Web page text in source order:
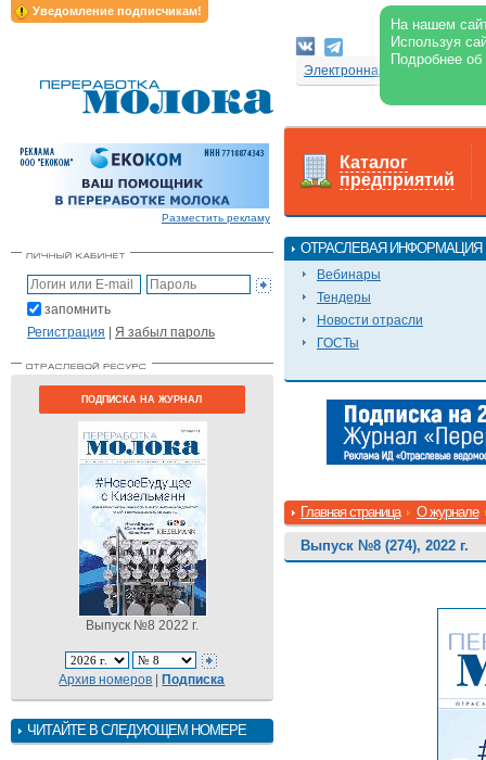
Уведомление подписчикам!
На нашем
Используя
Подробнее
Электронная версия
Разместить рекламу
запомнить
Регистрация | Я забыл пароль
ПОДПИСКА НА ЖУРНАЛ
Выпуск №8 2022 г.
Архив номеров |Подписка
ЧИТАЙТЕ В СЛЕДУЮЩЕМ НОМЕРЕ
Каталог
предприятий
ОТРАСЛЕВАЯ ИНФОРМАЦИЯ
Вебинары
Тендеры
Новости отрасли
ГОСТы
Главная страница О журнале
Выпуск №8 (274), 2022 г.